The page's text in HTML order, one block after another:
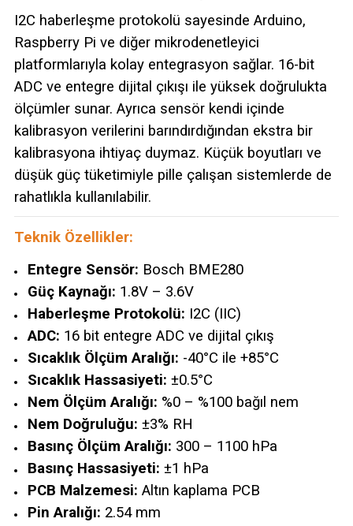
I2C haberleşme protokolü sayesinde Arduino,
Raspberry Pi ve diğer mikrodenetleyici
platformlarıyla kolay entegrasyon sağlar. 16-bit
ADC ve entegre dijital çıkışı ile yüksek doğrulukta
ölçümler sunar. Ayrıca sensör kendi içinde
kalibrasyon verilerini barındırdığından ekstra bir
kalibrasyona ihtiyaç duymaz. Küçük boyutları ve
düşük güç tüketimiyle pille çalışan sistemlerde de
rahatlıkla kullanılabilir.
Teknik Özellikler:
Entegre Sensör: Bosch BME280
Güç Kaynağı: 1.8V – 3.6V
Haberleşme Protokolü: I2C (IIC)
ADC: 16 bit entegre ADC ve dijital çıkış
Sıcaklık Ölçüm Aralığı: -40°C ile +85°C
Sıcaklık Hassasiyeti: ±0.5°C
Nem Ölçüm Aralığı: %0 – %100 bağıl nem
Nem Doğruluğu: ±3% RH
Basınç Ölçüm Aralığı: 300 – 1100 hPa
Basınç Hassasiyeti: ±1 hPa
PCB Malzemesi: Altın kaplama PCB
Pin Aralığı: 2.54 mm